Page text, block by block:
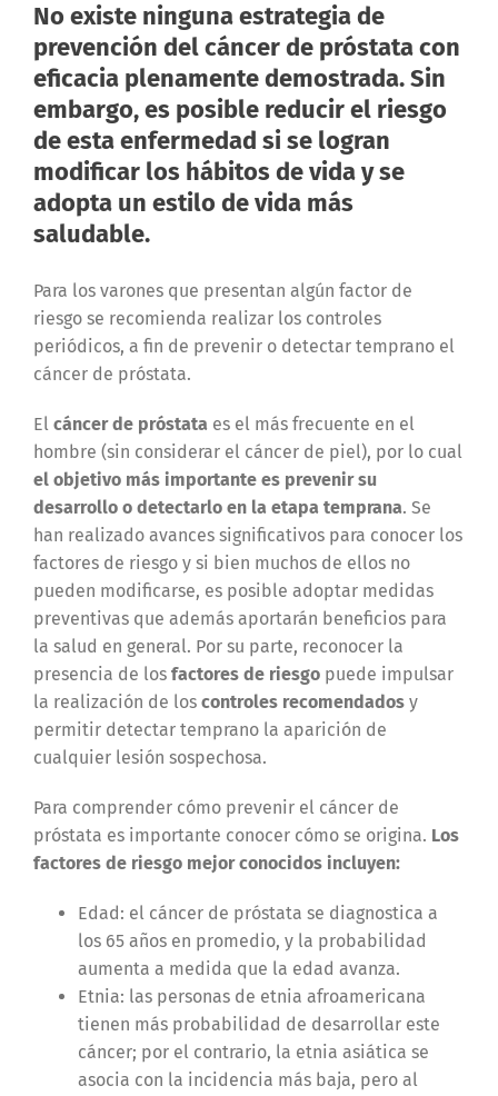
No existe ninguna estrategia de
prevención del cáncer de próstata con
eficacia plenamente demostrada. Sin
embargo, es posible reducir el riesgo
de esta enfermedad si se logran
modificar los hábitos de vida y se
adopta un estilo de vida más
saludable.
Para los varones que presentan algún factor de
riesgo se recomienda realizar los controles
periódicos, a fin de prevenir o detectar temprano el
cáncer de próstata.
El cáncer de próstataes el más frecuente en el
hombre (sin considerar el cáncer de piel), por lo cual
el objetivo más importante es prevenir su
desarrollo o detectarlo en la etapa temprana. Se
han realizado avances significativos para conocer los
factores de riesgo y si bien muchos de ellos no
pueden modificarse, es posible adoptar medidas
preventivas que además aportarán beneficios para
la salud en general. Por su parte, reconocer la
presencia de los factores de riesgopuede impulsar
la realización de los controles recomendadosy
permitir detectar temprano la aparición de
cualquier lesión sospechosa.
Para comprender cómo prevenir el cáncer de
próstata es importante conocer cómo se origina. Los
factores de riesgo mejor conocidos incluyen:
Edad: el cáncer de próstata se diagnostica a
los 65 años en promedio, y la probabilidad
aumenta a medida que la edad avanza.
Etnia: las personas de etnia afroamericana
tienen más probabilidad de desarrollar este
cáncer; por el contrario, la etnia asiática se
asocia con la incidencia más baja, pero al